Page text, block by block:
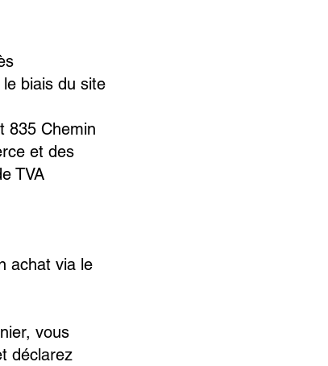
biais du site
835 Chemin
et des
TVA
achat via le
vous
déclarez